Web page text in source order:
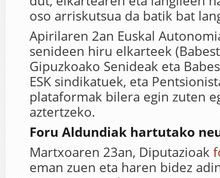
oso arriskutsua da batik bat
Apirilaren 2an Euskal
senideen hiru elkarteek
Gipuzkoako Senideak eta
ESK sindikatuek, eta
plataformak bilera egin zuten
aztertzeko.
Foru Aldundiak hartutako
Martxoaren 23an, Diputazioak
eman zuen eta haren bidez